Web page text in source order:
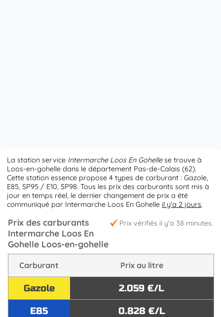
La station service Intermarche Loos En Gohellese trouve à
Loos-en-gohelle dans le département Pas-de-Calais (62).
Cette station essence propose 4 types de carburant : Gazole,
E85, SP95 / E10, SP98. Tous les prix des carburants sont mis à
jour en temps réel, le dernier changement de prix a été
communiqué par Intermarche Loos En Gohelle il y'a 2 jours.
Prix vérifiés il y'a 38 minutes.
Prix des carburants
Intermarche Loos En
Gohelle Loos-en-gohelle
Carburant Prix au litre
Gazole
2.059 €/L
E85
0.828 €/L